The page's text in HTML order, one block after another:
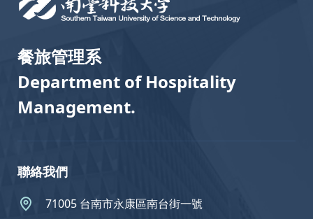
餐旅管理系
Department of Hospitality
Management.
聯絡我們
71005 台南市永康區南台街一號